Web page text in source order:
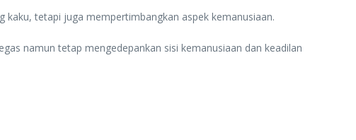
kaku, tetapi juga mempertimbangkan aspek kemanusiaan.
namun tetap mengedepankan sisi kemanusiaan dan keadilan